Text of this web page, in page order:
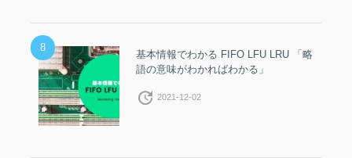
8
基本情報でわかる FIFO LFU LRU 「略
語の意味がわかればわかる」
update 2021-12-02